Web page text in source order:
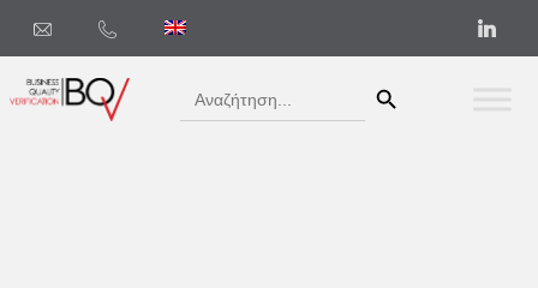
Search
for: